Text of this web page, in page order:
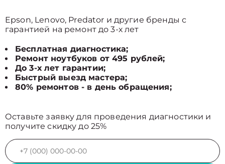
Epson, Lenovo, Predator и другие бренды с
гарантией на ремонт до 3-х лет
Бесплатная диагностика;
Ремонт ноутбуков от 495 рублей;
До 3-х лет гарантии;
Быстрый выезд мастера;
80% ремонтов - в день обращения;
Оставьте заявку для проведения диагностики и
получите скидку до 25%